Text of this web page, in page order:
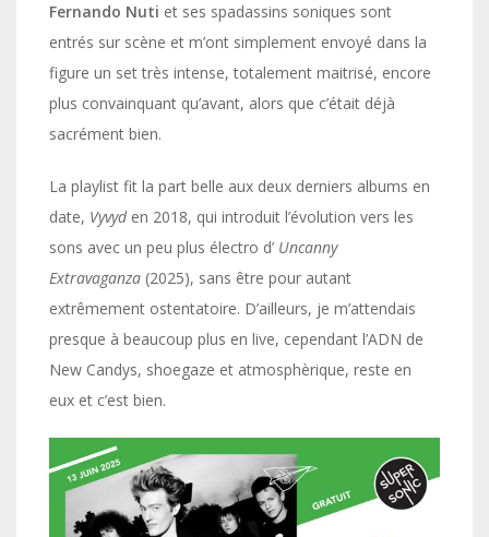
Fernando Nuti et ses spadassins soniques sont
entrés sur scène et m’ont simplement envoyé dans la
figure un set très intense, totalement maitrisé, encore
plus convainquant qu’avant, alors que c’était déjà
sacrément bien.
La playlist fit la part belle aux deux derniers albums en
date, Vyvyden 2018, qui introduit l’évolution vers les
sons avec un peu plus électro d’ Uncanny
Extravaganza (2025), sans être pour autant
extrêmement ostentatoire. D’ailleurs, je m’attendais
presque à beaucoup plus en live, cependant l’ADN de
New Candys, shoegaze et atmosphèrique, reste en
eux et c’est bien.